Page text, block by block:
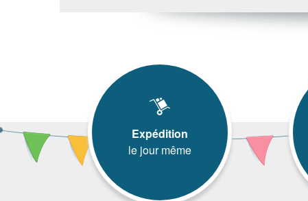
Expédition
le jour même